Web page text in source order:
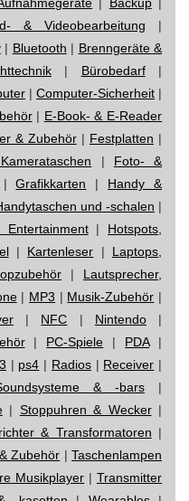
& Videobearbeitung |
| Bluetooth | Brenngeräte &
| Bürobedarf|
| Computer-Sicherheit |
| E-Book- & E-Reader
& Zubehör| Festplatten |
| Foto- &
Grafikkarten | Handy &
und -schalen |
Entertainment| Hotspots,
| Kartenleser | Laptops,
| Lautsprecher,
| MP3 | Musik-Zubehör |
| NFC | Nintendo|
| PC-Spiele | PDA|
| ps4 | Radios| Receiver |
& -bars|
| Stoppuhren & Wecker|
& Transformatoren |
Zubehör | Taschenlampen
Musikplayer | Transmitter